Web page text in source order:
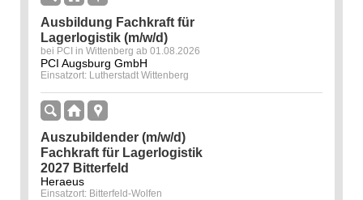
Ausbildung Fachkraft für
Lagerlogistik (m/w/d)
bei PCI in Wittenberg ab 01.08.2026
PCI Augsburg GmbH
Einsatzort: Lutherstadt Wittenberg
Auszubildender (m/w/d)
Fachkraft für Lagerlogistik
2027 Bitterfeld
Heraeus
Einsatzort: Bitterfeld-Wolfen